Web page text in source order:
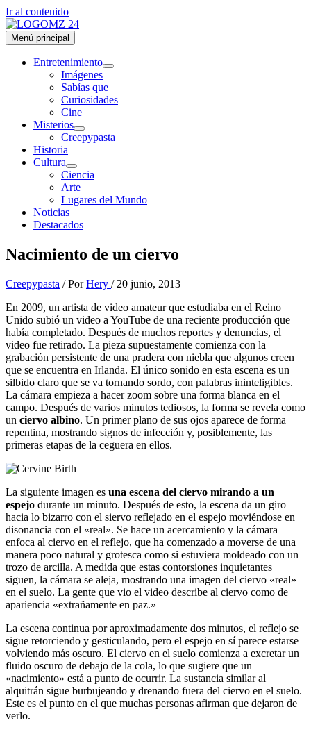
Ir al contenido
Menú principal
Entretenimiento
Imágenes
Sabías que
Curiosidades
Cine
Misterios
Creepypasta
Historia
Cultura
Ciencia
Arte
Lugares del Mundo
Noticias
Destacados
Nacimiento de un ciervo
Creepypasta / PorHery / 20 junio, 2013
En 2009, un artista de video amateur que estudiaba en el Reino
Unido subió un video a YouTube de una reciente producción que
había completado. Después de muchos reportes y denuncias, el
video fue retirado. La pieza supuestamente comienza con la
grabación persistente de una pradera con niebla que algunos creen
que se encuentra en Irlanda. El único sonido en esta escena es un
silbido claro que se va tornando sordo, con palabras ininteligibles.
La cámara empieza a hacer zoom sobre una forma blanca en el
campo. Después de varios minutos tediosos, la forma se revela como
un ciervo albino. Un primer plano de sus ojos aparece de forma
repentina, mostrando signos de infección y, posiblemente, las
primeras etapas de la ceguera en ellos.
La siguiente imagen es una escena del ciervo mirando a un
espejo durante un minuto. Después de esto, la escena da un giro
hacia lo bizarro con el siervo reflejado en el espejo moviéndose en
disonancia con el «real». Se hace un acercamiento y la cámara
enfoca al ciervo en el reflejo, que ha comenzado a moverse de una
manera poco natural y grotesca como si estuviera moldeado con un
trozo de arcilla. A medida que estas contorsiones inquietantes
siguen, la cámara se aleja, mostrando una imagen del ciervo «real»
en el suelo. La gente que vio el video describe al ciervo como de
apariencia «extrañamente en paz.»
La escena continua por aproximadamente dos minutos, el reflejo se
sigue retorciendo y gesticulando, pero el espejo en sí parece estarse
volviendo más oscuro. El ciervo en el suelo comienza a excretar un
fluido oscuro de debajo de la cola, lo que sugiere que un
«nacimiento» está a punto de ocurrir. La sustancia similar al
alquitrán sigue burbujeando y drenando fuera del ciervo en el suelo.
Este es el punto en el que muchas personas afirman que dejaron de
verlo.